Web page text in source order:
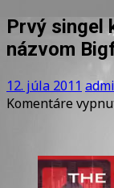
Prvý singel
názvom
12. júla 2011
Komentáre